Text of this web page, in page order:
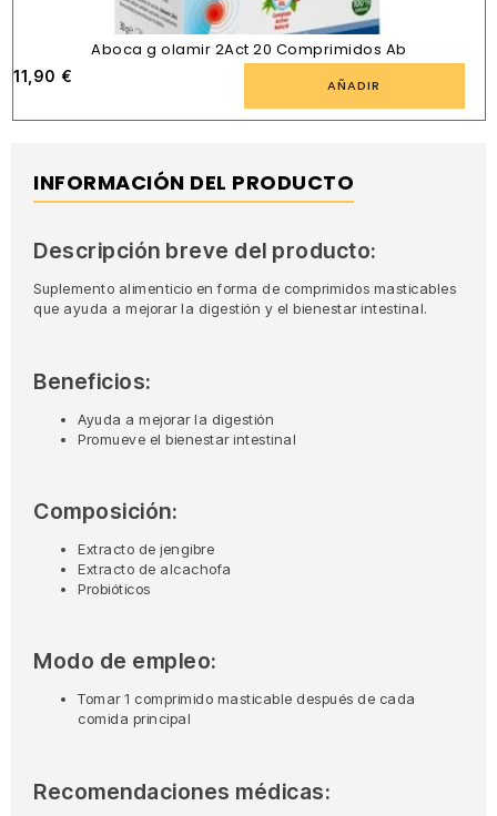
Aboca g olamir 2Act 20 Comprimidos Ab
11,90 € AÑADIR
INFORMACIÓN DEL PRODUCTO
Descripción breve del producto:
Suplemento alimenticio en forma de comprimidos masticables
que ayuda a mejorar la digestión y el bienestar intestinal.
Beneficios:
Ayuda a mejorar la digestión
Promueve el bienestar intestinal
Composición:
Extracto de jengibre
Extracto de alcachofa
Probióticos
Modo de empleo:
Tomar 1 comprimido masticable después de cada
comida principal
Recomendaciones médicas: